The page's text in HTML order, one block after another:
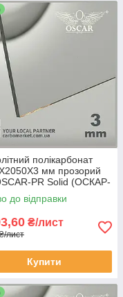
полікарбонат
мм прозорий
PR Solid (ОСКАР-
Сербія
до відправки
₴/лист
лист
Купити